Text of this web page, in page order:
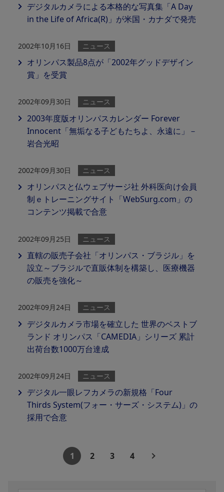
デジタルカメラによる本格的な写真集「A Day
in the Life of Africa(R)」が米国・カナダで発売
2002年10月16日 ニュース
オリンパス製品8点が「2002年グッドデザイン
賞」を受賞
2002年09月30日 ニュース
2003年度版オリンパスカレンダー Forever
Innocent「無垢なる子どもたちよ、永遠に」－
岩合光昭
2002年09月30日 ニュース
オリンパスと仏ウェブサージ社 外科医向け会員
制ｅトレーニングサイト「WebSurg.com」の
コンテンツ掲載で合意
2002年09月25日 ニュース
直轄の販売子会社「オリンパス・ブラジル」を
設立～ブラジルで直販体制を構築し、医療機器
の販売を強化～
2002年09月24日 ニュース
デジタルカメラ市場を確立した 世界のベストブ
ランド オリンパス「CAMEDIA」シリーズ 累計
出荷台数1000万台達成
2002年09月24日 ニュース
デジタル一眼レフカメラの新規格「Four
Thirds System(フォー・サーズ・システム)」の
採用で合意
1 2 3 4